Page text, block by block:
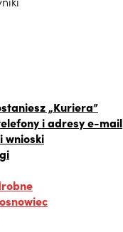
„Kuriera”
i adresy e-mail
wnioski